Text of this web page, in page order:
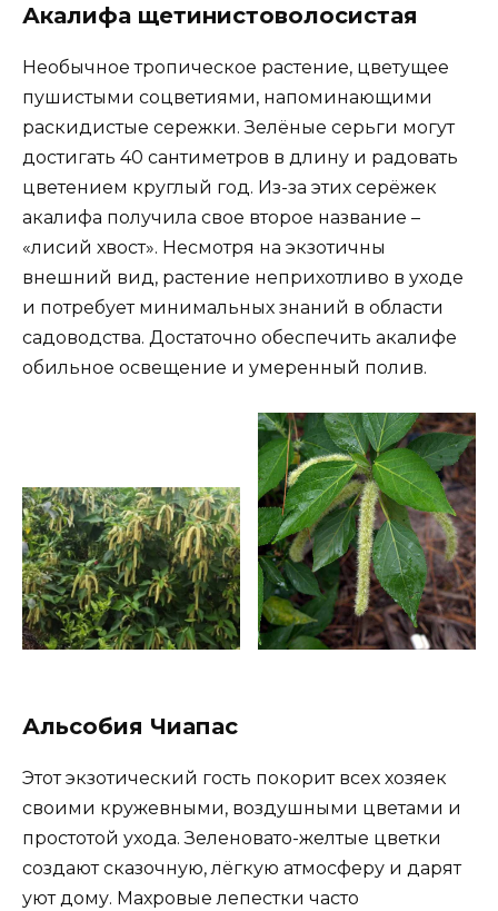
Акалифа щетинистоволосистая
Необычное тропическое растение, цветущее
пушистыми соцветиями, напоминающими
раскидистые сережки. Зелёные серьги могут
достигать 40 сантиметров в длину и радовать
цветением круглый год. Из-за этих серёжек
акалифа получила свое второе название –
«лисий хвост». Несмотря на экзотичны
внешний вид, растение неприхотливо в уходе
и потребует минимальных знаний в области
садоводства. Достаточно обеспечить акалифе
обильное освещение и умеренный полив.
Альсобия Чиапас
Этот экзотический гость покорит всех хозяек
своими кружевными, воздушными цветами и
простотой ухода. Зеленовато-желтые цветки
создают сказочную, лёгкую атмосферу и дарят
уют дому. Махровые лепестки часто